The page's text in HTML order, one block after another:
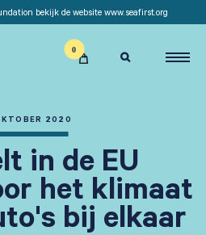
bekijk de website www.seafirst.org

2020
in de EU
het klimaat
bij elkaar